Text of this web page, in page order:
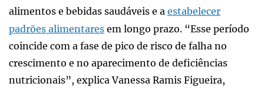
alimentos e bebidas saudáveis e a estabelecer
padrões alimentares em longo prazo. “Esse período
coincide com a fase de pico de risco de falha no
crescimento e no aparecimento de deficiências
nutricionais”, explica Vanessa Ramis Figueira,